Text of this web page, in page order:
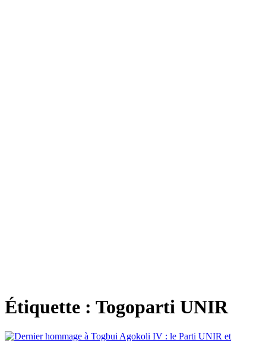
Étiquette : Togoparti UNIR